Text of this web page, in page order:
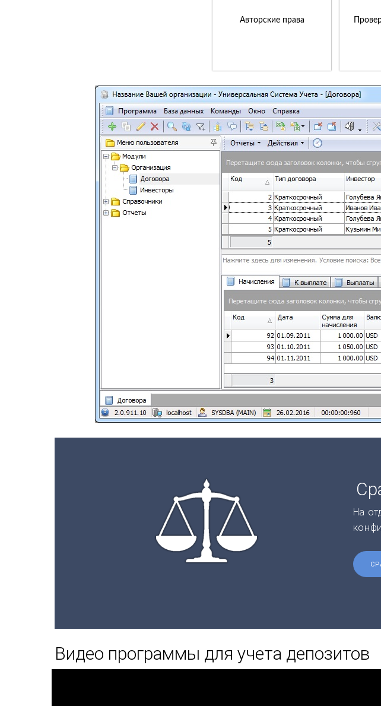
Авторские права
На
Видео программы для учета депозитов